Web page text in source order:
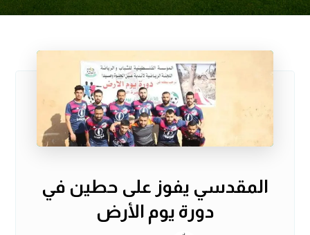
المقدسي يفوز على حطين في
دورة يوم الأرض